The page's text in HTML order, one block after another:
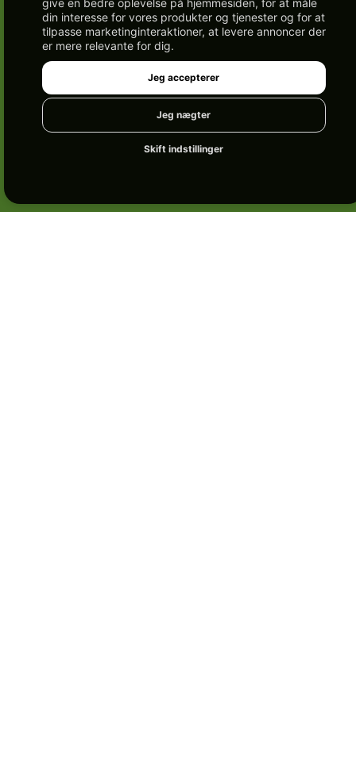
give en bedre oplevelse på hjemmesiden, for at måle
din interesse for vores produkter og tjenester og for at
tilpasse marketinginteraktioner, at levere annoncer der
er mere relevante for dig.
Jeg accepterer
Jeg nægter
Skift indstillinger